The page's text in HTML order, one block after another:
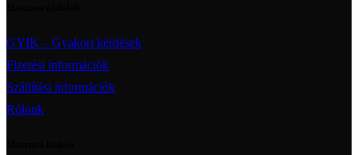
GYIK – Gyakori kérdések
Fizetési információk
Szállítási információk
Rólunk